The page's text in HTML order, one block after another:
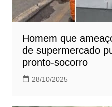
Homem que
de supermercado
pronto-socorro
28/10/2025